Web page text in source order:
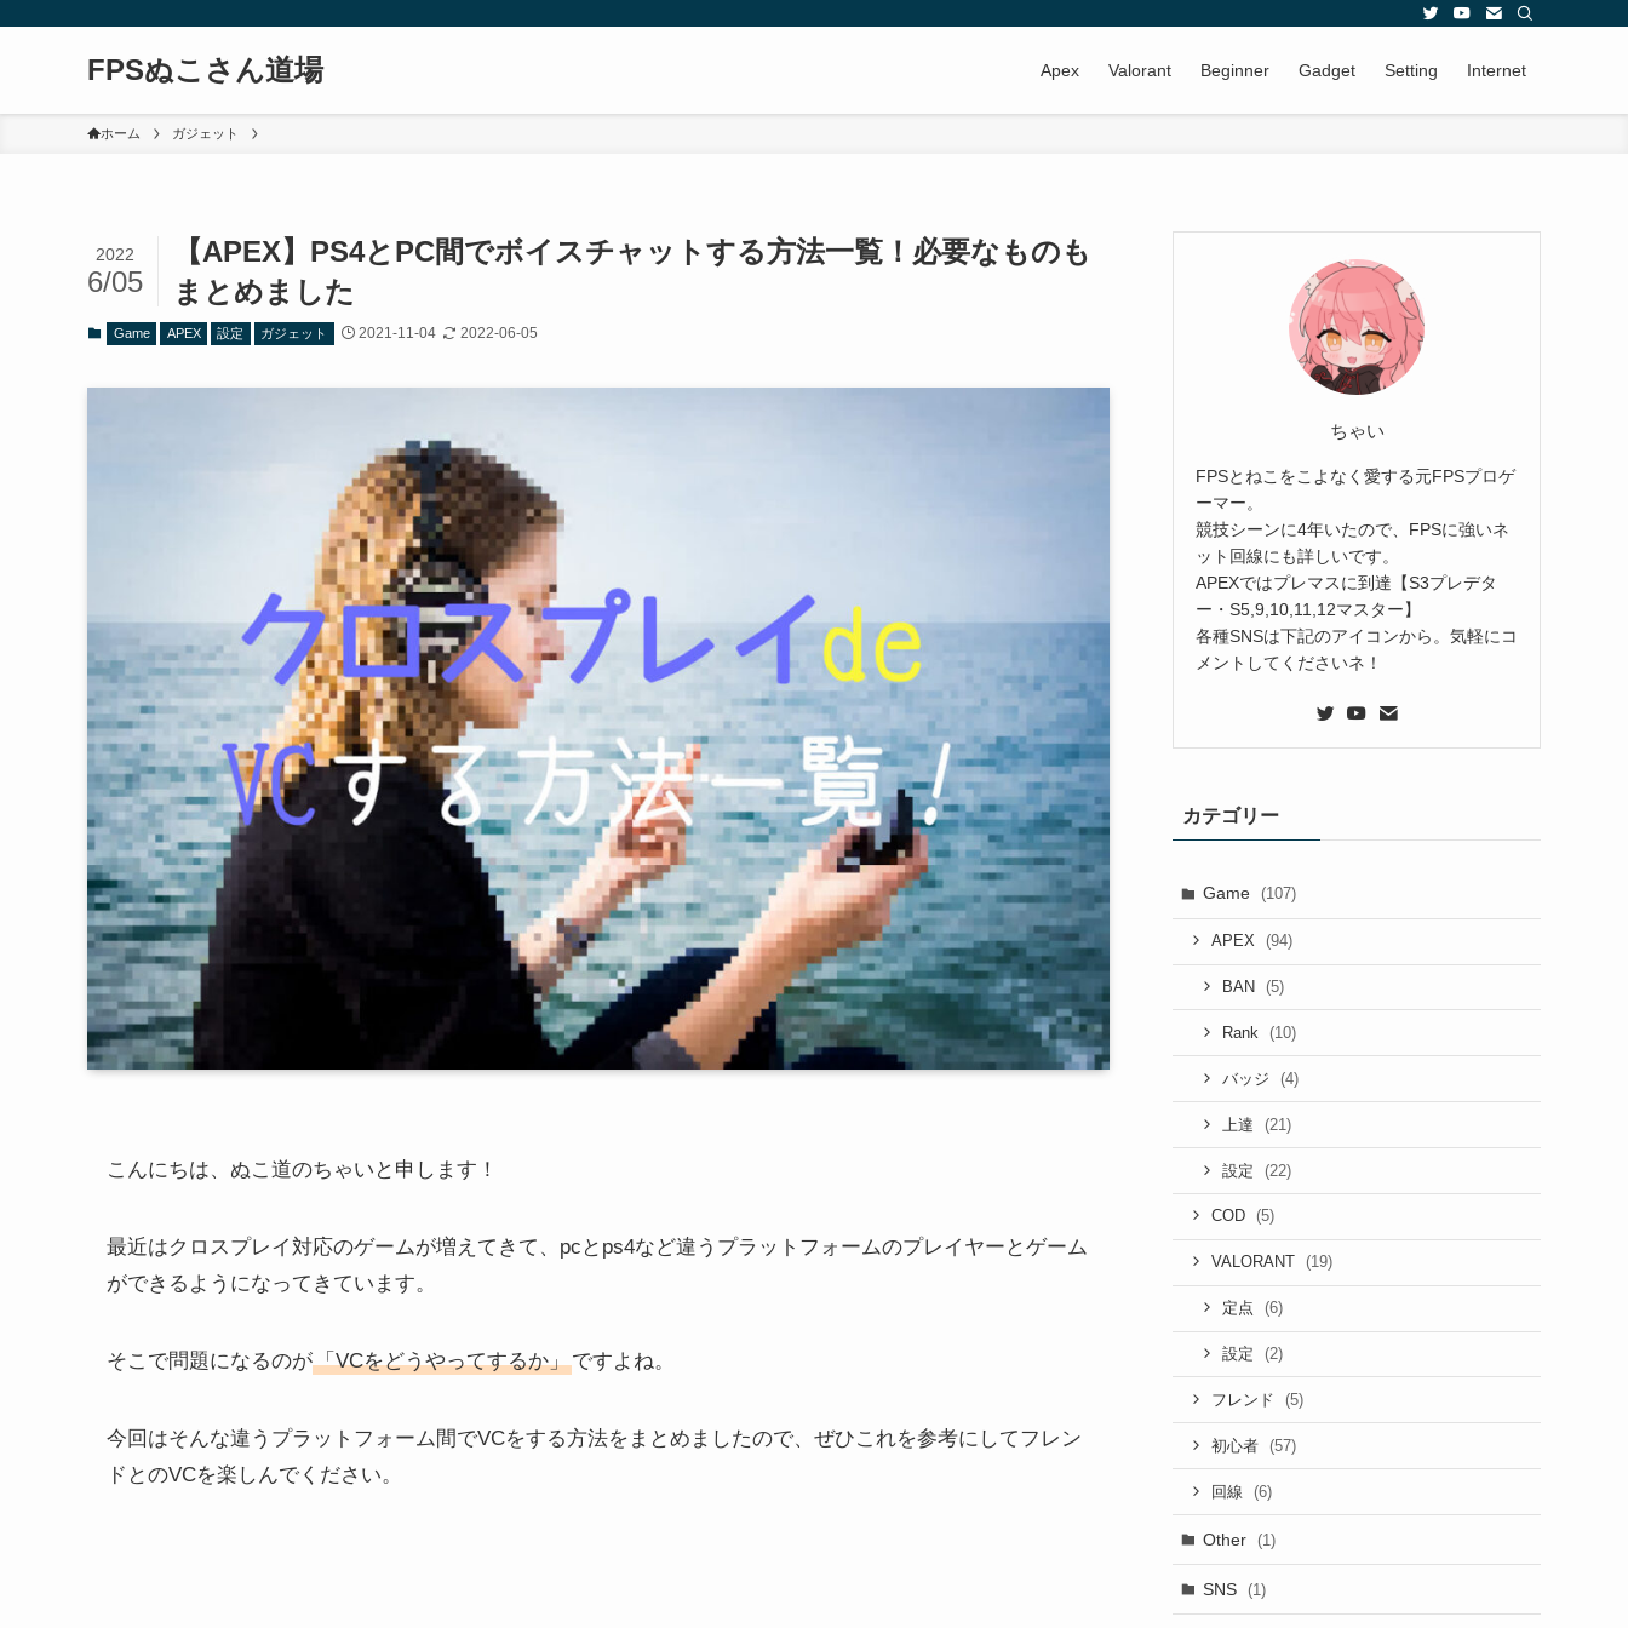
FPSぬこさん道場 Apex Valorant Beginner Gadget Setting Internet
ホーム ガジェット
【APEX】PS4とPC間でボイスチャットする方法一覧！必要なものも
まとめました
2022
6/05
Game APEX 設定 ガジェット 2021-11-04 2022-06-05
こんにちは、ぬこ道のちゃいと申します！
最近はクロスプレイ対応のゲームが増えてきて、pcとps4など違うプラットフォームのプレイヤーとゲーム
ができるようになってきています。
そこで問題になるのが「VCをどうやってするか」ですよね。
今回はそんな違うプラットフォーム間でVCをする方法をまとめましたので、ぜひこれを参考にしてフレン
ドとのVCを楽しんでください。
ちゃい
FPSとねこをこよなく愛する元FPSプロゲ
ーマー。
競技シーンに4年いたので、FPSに強いネ
ット回線にも詳しいです。
APEXではプレマスに到達【S3プレデタ
ー・S5,9,10,11,12マスター】
各種SNSは下記のアイコンから。気軽にコ
メントしてくださいネ！
カテゴリー
Game (107)
APEX (94)
BAN (5)
Rank (10)
バッジ (4)
上達 (21)
設定 (22)
COD (5)
VALORANT (19)
定点 (6)
設定 (2)
フレンド (5)
初心者 (57)
回線 (6)
Other (1)
SNS (1)